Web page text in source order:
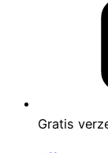
Gratis